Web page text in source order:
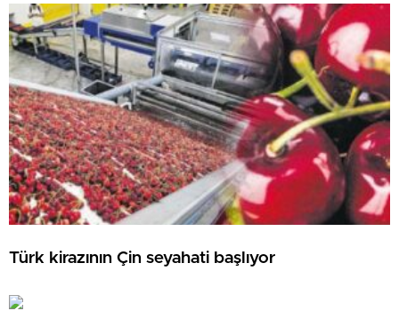
Türk kirazının Çin seyahati başlıyor